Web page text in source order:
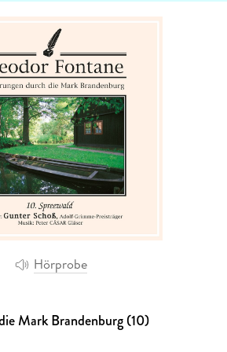
Hörprobe
Mark Brandenburg (10)